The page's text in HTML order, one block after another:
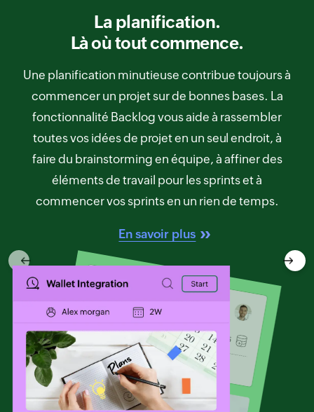
Previous
La planification.
Là où tout commence.
Une planification minutieuse contribue toujours à
commencer un projet sur de bonnes bases. La
fonctionnalité Backlog vous aide à rassembler
toutes vos idées de projet en un seul endroit, à
faire du brainstorming en équipe, à affiner des
éléments de travail pour les sprints et à
commencer vos sprints en un rien de temps.
En savoir plus
Next